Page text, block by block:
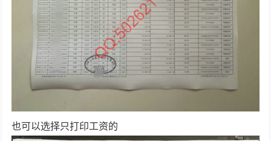
也可以选择只打印工资的